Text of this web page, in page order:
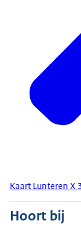
Kaart Lunteren X
Hoort bij